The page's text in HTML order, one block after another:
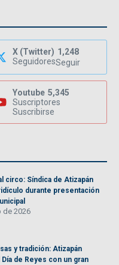
X (Twitter) 1,248
SeguidoresSeguir
Youtube 5,345
Suscriptores
Suscribirse
circo: Síndica de Atizapán
durante presentación
de 2026
y tradición: Atizapán
de Reyes con un gran